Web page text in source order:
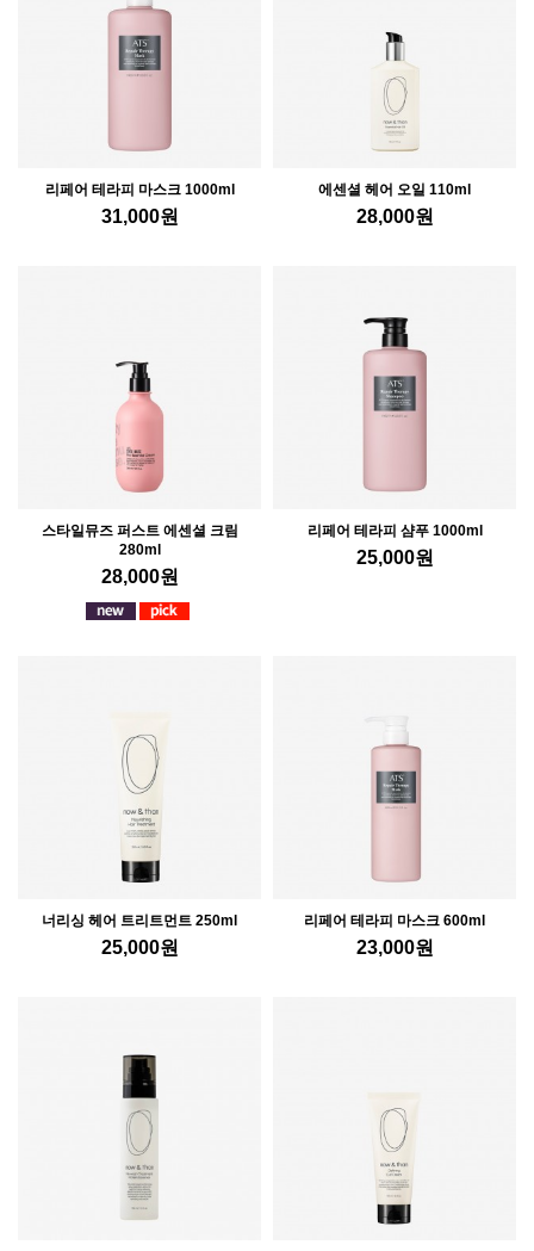
리페어 테라피 마스크 1000ml
31,000원
에센셜 헤어 오일 110ml
28,000원
스타일뮤즈 퍼스트 에센셜 크림
280ml
28,000원
리페어 테라피 샴푸 1000ml
25,000원
너리싱 헤어 트리트먼트 250ml
25,000원
리페어 테라피 마스크 600ml
23,000원